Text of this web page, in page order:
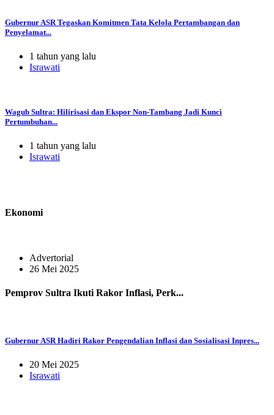
Gubernur ASR Tegaskan Komitmen Tata Kelola Pertambangan dan
Penyelamat...
1 tahun yang lalu
Israwati
Wagub Sultra: Hilirisasi dan Ekspor Non-Tambang Jadi Kunci
Pertumbuhan...
1 tahun yang lalu
Israwati
Ekonomi
Advertorial
26 Mei 2025
Pemprov Sultra Ikuti Rakor Inflasi, Perk...
Gubernur ASR Hadiri Rakor Pengendalian Inflasi dan Sosialisasi Inpres...
20 Mei 2025
Israwati